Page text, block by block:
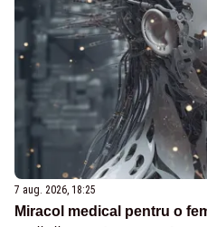
7 aug. 2026, 18:25
Miracol medical pentru o